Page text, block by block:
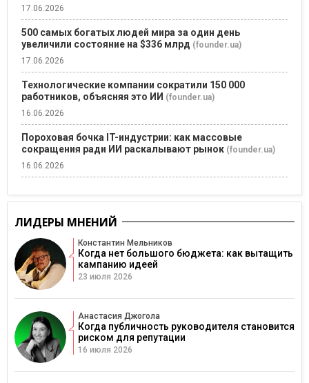
17.06.2026
500 самых богатых людей мира за один день
увеличили состояние на $336 млрд (founder.ua)
17.06.2026
Технологические компании сократили 150 000
работников, объясняя это ИИ (founder.ua)
16.06.2026
Пороховая бочка IT-индустрии: как массовые
сокращения ради ИИ раскалывают рынок (founder.ua)
16.06.2026
ЛИДЕРЫ МНЕНИЙ
Константин Мельников
Когда нет большого бюджета: как вытащить
кампанию идеей
23 июля 2026
Анастасия Джогола
Когда публичность руководителя становится
риском для репутации
16 июля 2026